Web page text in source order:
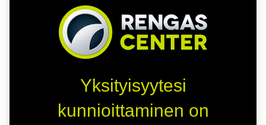
Yksityisyytesi
kunnioittaminen on